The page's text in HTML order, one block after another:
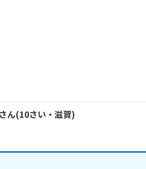
さん(10さい・ 滋賀)